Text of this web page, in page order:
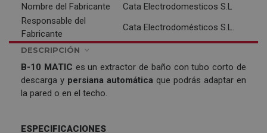
Nombre del Fabricante
Cata Electrodomesticos S.L
Responsable del
Fabricante
Cata Electrodomésticos S.L.
DESCRIPCIÓN
B-10 MATIC es un extractor de baño con tubo corto de
descarga y persiana automática que podrás adaptar en
la pared o en el techo.
ESPECIFICACIONES